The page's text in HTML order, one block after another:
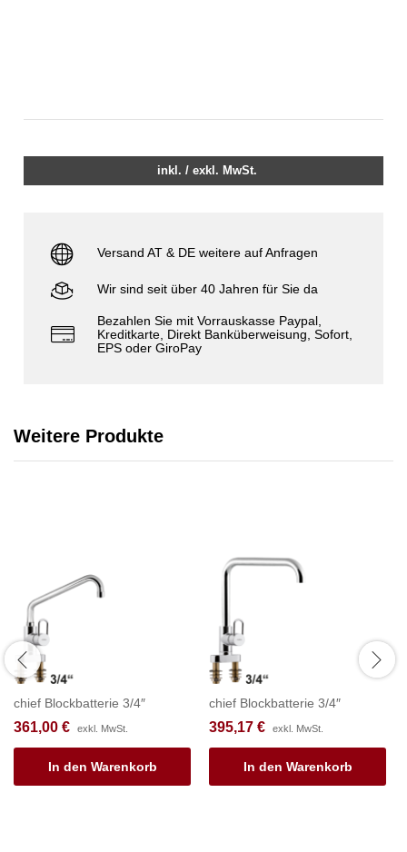
inkl. / exkl. MwSt.
Versand AT & DE weitere auf Anfragen
Wir sind seit über 40 Jahren für Sie da
Bezahlen Sie mit Vorrauskasse Paypal,
Kreditkarte, Direkt Banküberweisung, Sofort,
EPS oder GiroPay
Weitere Produkte
chief Blockbatterie 3/4″
361,00 € exkl. MwSt.
In den Warenkorb
chief Blockbatterie 3/4″
395,17 € exkl. MwSt.
In den Warenkorb